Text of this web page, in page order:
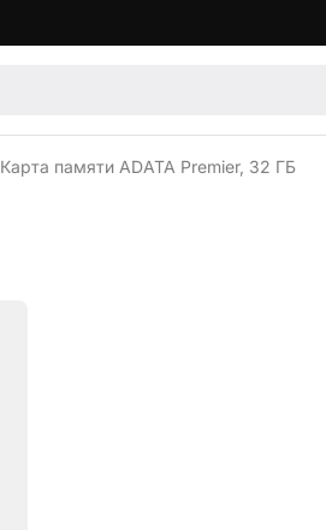
Карта памяти ADATA Premier, 32 ГБ